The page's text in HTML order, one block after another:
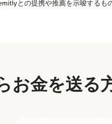
との提携や推薦を示唆するも
お金を送る